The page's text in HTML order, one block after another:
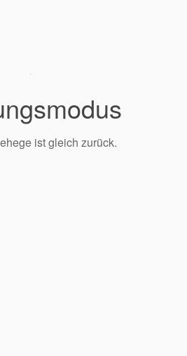
ist gleich zurück.